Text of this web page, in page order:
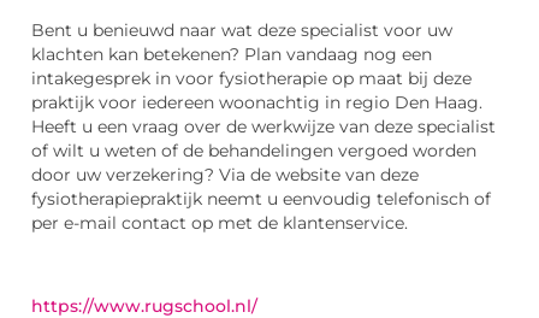
Bent u benieuwd naar wat deze specialist voor uw
klachten kan betekenen? Plan vandaag nog een
intakegesprek in voor fysiotherapie op maat bij deze
praktijk voor iedereen woonachtig in regio Den Haag.
Heeft u een vraag over de werkwijze van deze specialist
of wilt u weten of de behandelingen vergoed worden
door uw verzekering? Via de website van deze
fysiotherapiepraktijk neemt u eenvoudig telefonisch of
per e-mail contact op met de klantenservice.
https://www.rugschool.nl/